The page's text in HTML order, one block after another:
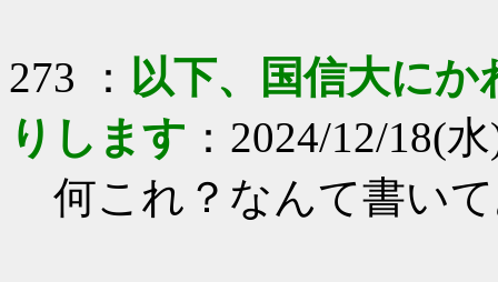
273 ： 以下、国信大に
りします ：2024/12/18(
何これ？なんて書い